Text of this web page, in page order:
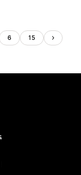
6 15